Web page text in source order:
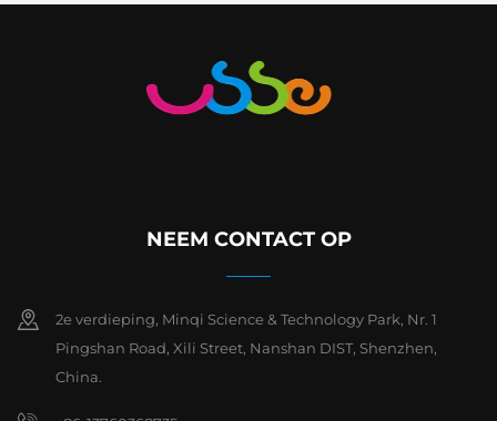
NEEM CONTACT OP
2e verdieping, Minqi Science & Technology Park, Nr. 1
Pingshan Road, Xili Street, Nanshan DIST, Shenzhen,
China.